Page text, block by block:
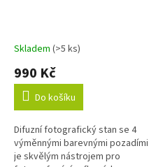
Skladem (>5 ks)
990 Kč
Do košíku
Difuzní fotografický stan se 4
výměnnými barevnými pozadími
je skvělým nástrojem pro